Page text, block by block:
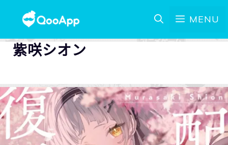
MENU
紫咲シオン